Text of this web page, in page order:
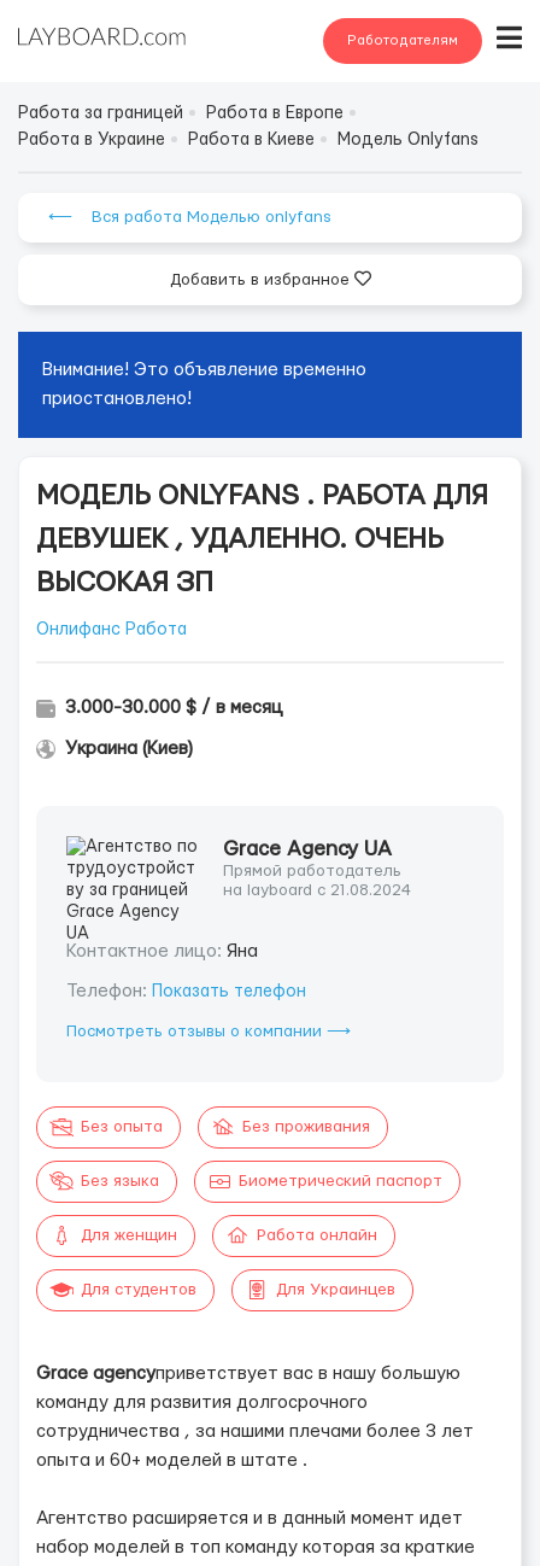
Работодателям
Работа за границей
Работа в Европе
Работа в Украине
Работа в Киеве Модель Onlyfans
⟵ Вся работа Моделью onlyfans
Добавить в избранное
Внимание! Это объявление временно
приостановлено!
МОДЕЛЬ ONLYFANS . РАБОТА ДЛЯ
ДЕВУШЕК , УДАЛЕННО. ОЧЕНЬ
ВЫСОКАЯ ЗП
Онлифанс Работа
3.000-30.000 $ / в месяц
Украина (Киев)
Grace Agency UA
Прямой работодатель
на layboard с 21.08.2024
Контактное лицо: Яна
Телефон: Показать телефон
Посмотреть отзывы о компании ⟶
Без опыта Без проживания
Без языка Биометрический паспорт
Для женщин Работа онлайн
Для студентов Для Украинцев
Grace agencyприветствует вас в нашу большую
команду для развития долгосрочного
сотрудничества , за нашими плечами более 3 лет
опыта и 60+ моделей в штате .
Агентство расширяется и в данный момент идет
набор моделей в топ команду которая за краткие